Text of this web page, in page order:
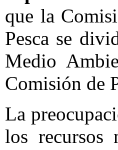
que la
Pesca se
Medio
Comisión de
La
los recursos